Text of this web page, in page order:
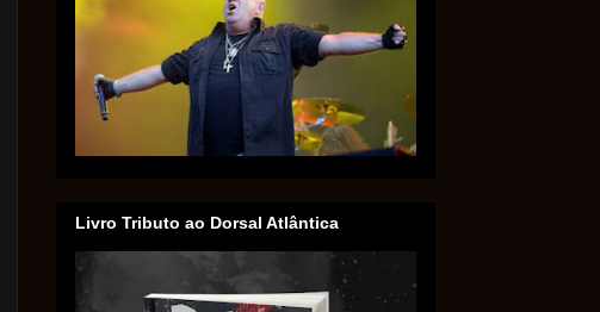
Livro Tributo ao Dorsal Atlântica